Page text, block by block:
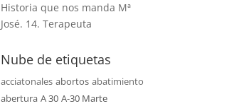
Historia que nos manda Mª
José. 14. Terapeuta
Nube de etiquetas
acciatonales abortos abatimiento
abertura A 30 A-30 Marte